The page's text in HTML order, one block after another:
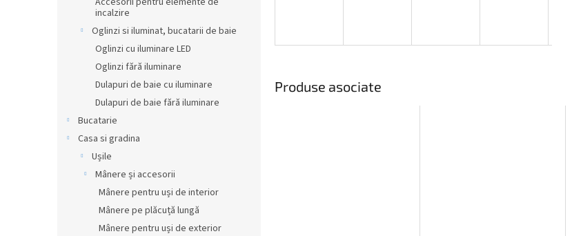
incalzire
Oglinzi si iluminat, bucatarii de baie
Oglinzi cu iluminare LED
Oglinzi fără iluminare
Dulapuri de baie cu iluminare
Dulapuri de baie fără iluminare
Bucatarie
Casa si gradina
Ușile
Mânere și accesorii
Mânere pentru uși de interior
Mânere pe plăcuță lungă
Mânere pentru uși de exterior
Produse asociate